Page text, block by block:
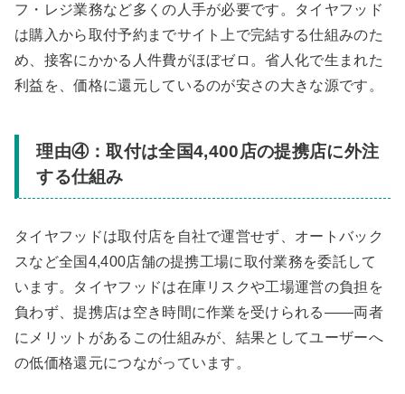
フ・レジ業務など多くの人手が必要です。タイヤフッド
は購入から取付予約までサイト上で完結する仕組みのた
め、接客にかかる人件費がほぼゼロ。省人化で生まれた
利益を、価格に還元しているのが安さの大きな源です。
理由④：取付は全国4,400店の提携店に外注
する仕組み
タイヤフッドは取付店を自社で運営せず、オートバック
スなど全国4,400店舗の提携工場に取付業務を委託して
います。タイヤフッドは在庫リスクや工場運営の負担を
負わず、提携店は空き時間に作業を受けられる――両者
にメリットがあるこの仕組みが、結果としてユーザーへ
の低価格還元につながっています。